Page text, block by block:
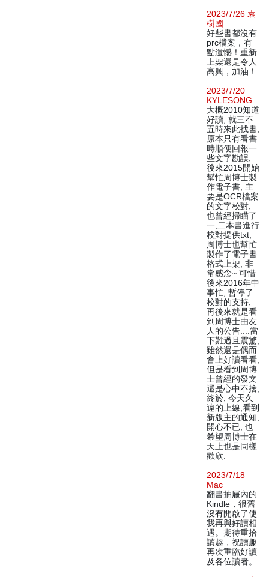
2023/7/26 袁
樹國
好些書都沒有
prc檔案，有
點遺憾！重新
上架還是令人
高興，加油！
2023/7/20
KYLESONG
大概2010知道
好讀, 就三不
五時來此找書,
原本只有看書
時順便回報一
些文字勘誤,
後來2015開始
幫忙周博士製
作電子書, 主
要是OCR檔案
的文字校對,
也曾經掃瞄了
一,二本書進行
校對提供txt,
周博士也幫忙
製作了電子書
格式上架, 非
常感念~ 可惜
後來2016年中
事忙, 暫停了
校對的支持,
再後來就是看
到周博士由友
人的公告....當
下難過且震驚,
雖然還是偶而
會上好讀看看,
但是看到周博
士曾經的發文
還是心中不捨,
終於, 今天久
違的上線,看到
新版主的通知,
開心不已, 也
希望周博士在
天上也是同樣
歡欣.
2023/7/18
Mac
翻書抽屜內的
Kindle，很舊
沒有開啟了使
我再與好讀相
遇。期待重拾
讀趣，祝讀趣
再次重臨好讀
及各位讀者。